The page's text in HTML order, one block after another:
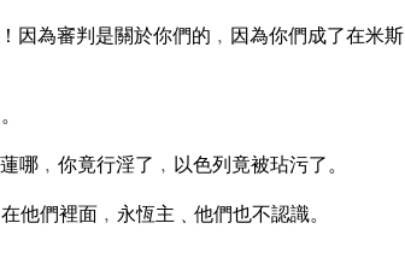
因為審判是關於你們的﹐因為你們成了在米斯
﹐你竟行淫了﹐以色列竟被玷污了。
們裡面﹐永恆主﹑他們也不認識。